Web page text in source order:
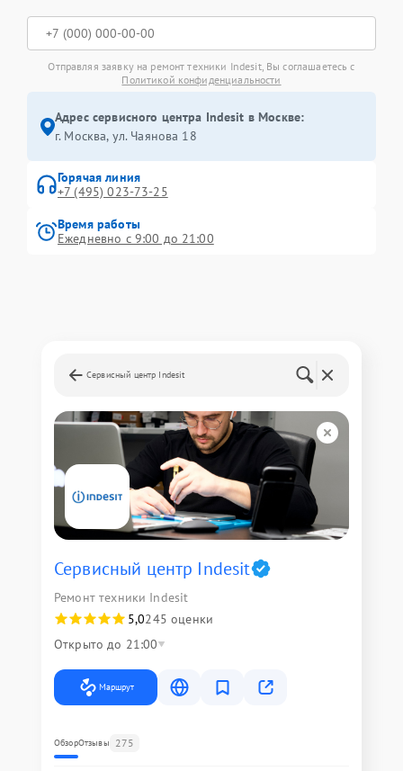
Отправляя заявку на ремонт техники Indesit, Вы соглашаетесь с
Политикой конфиденциальности
Адрес сервисного центра Indesit в Москве:
г. Москва, ул. Чаянова 18
Горячая линия
+7 (495) 023-73-25
Время работы
Ежедневно с 9:00 до 21:00
Сервисный центр Indesit
Сервисный центр Indesit
Ремонт техники Indesit
5,0245 оценки
Открыто до 21:00
Маршрут
ОбзорОтзывы 275